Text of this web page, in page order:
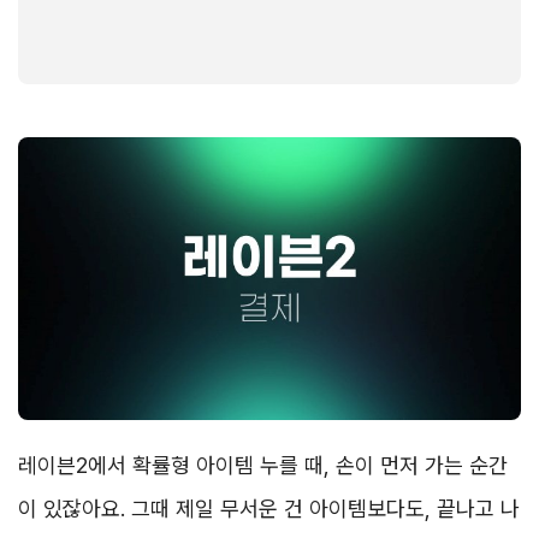
레이븐2에서 확률형 아이템 누를 때, 손이 먼저 가는 순간
이 있잖아요. 그때 제일 무서운 건 아이템보다도, 끝나고 나